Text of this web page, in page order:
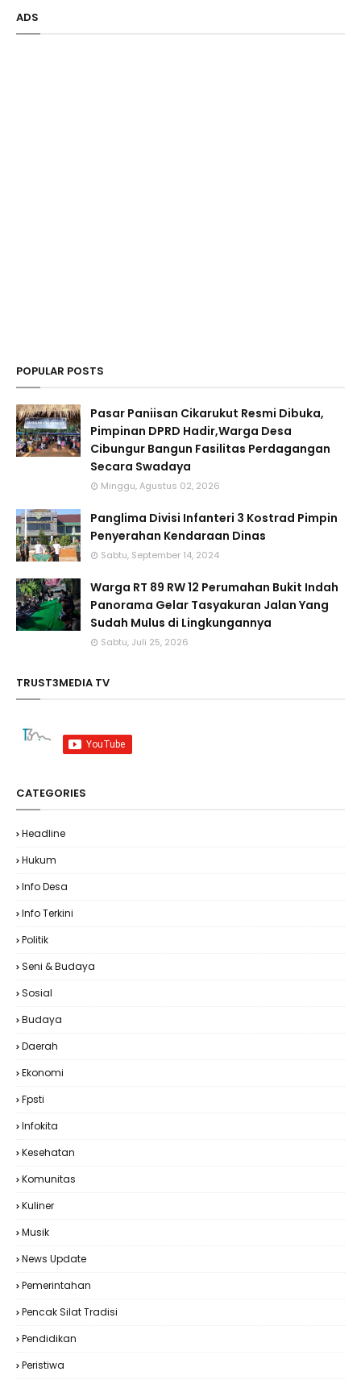
ADS
POPULAR POSTS
Pasar Paniisan Cikarukut Resmi Dibuka,
Pimpinan DPRD Hadir,Warga Desa
Cibungur Bangun Fasilitas Perdagangan
Secara Swadaya
Minggu, Agustus 02, 2026
Panglima Divisi Infanteri 3 Kostrad Pimpin
Penyerahan Kendaraan Dinas
Sabtu, September 14, 2024
Warga RT 89 RW 12 Perumahan Bukit Indah
Panorama Gelar Tasyakuran Jalan Yang
Sudah Mulus di Lingkungannya
Sabtu, Juli 25, 2026
TRUST3MEDIA TV
CATEGORIES
Headline
Hukum
Info Desa
Info Terkini
Politik
Seni & Budaya
Sosial
Budaya
Daerah
Ekonomi
Fpsti
Infokita
Kesehatan
Komunitas
Kuliner
Musik
News Update
Pemerintahan
Pencak Silat Tradisi
Pendidikan
Peristiwa